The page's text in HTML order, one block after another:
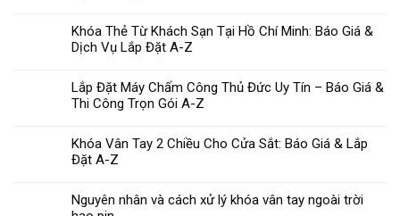
Khóa Thẻ Từ Khách Sạn Tại Hồ Chí Minh: Báo Giá &
Dịch Vụ Lắp Đặt A-Z
Lắp Đặt Máy Chấm Công Thủ Đức Uy Tín – Báo Giá &
Thi Công Trọn Gói A-Z
Khóa Vân Tay 2 Chiều Cho Cửa Sắt: Báo Giá & Lắp
Đặt A-Z
Nguyên nhân và cách xử lý khóa vân tay ngoài trời